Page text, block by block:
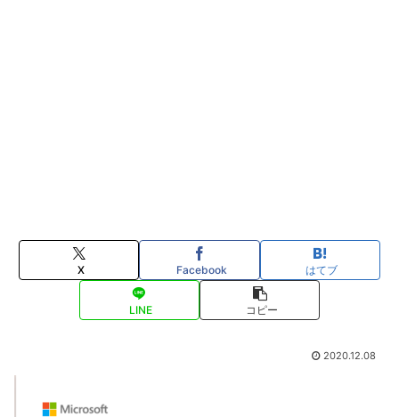
X Facebook はてブ
LINE コピー
2020.12.08